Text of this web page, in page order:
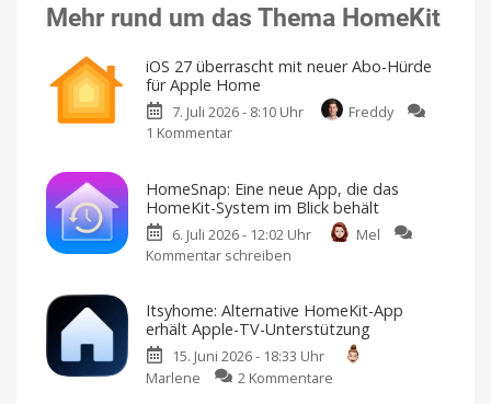
Mehr rund um das Thema HomeKit
iOS 27 überrascht mit neuer Abo-Hürde
für Apple Home
7. Juli 2026 - 8:10 Uhr
Freddy
1 Kommentar
überrascht
mit
neuer
Abo-
Apple
Home
Neue
an
HomeSnap: Eine neue App, die das
HomeKit-System im Blick behält
6. Juli 2026 - 12:02 Uhr
Mel
Kommentar schreiben
neue
App,
die
das
Itsyhome: Alternative HomeKit-App
erhält Apple-TV-Unterstützung
15. Juni 2026 - 18:33 Uhr
Marlene
2 Kommentare